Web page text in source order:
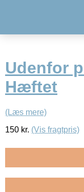
Udenfor
Hæftet
(Læs mere)
150 kr. (Vis fragtpris)